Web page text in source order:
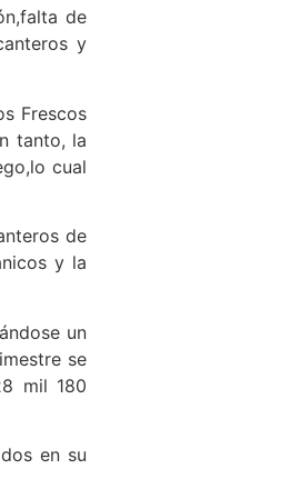
de
y
Frescos
tanto, la
cual
de
y la
un
se
mil 180
en su